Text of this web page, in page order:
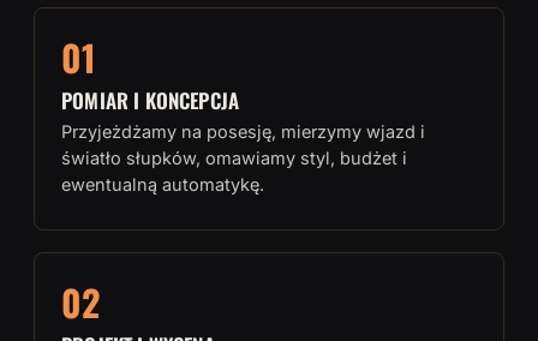
01
POMIAR I KONCEPCJA
Przyjeżdżamy na posesję, mierzymy wjazd i
światło słupków, omawiamy styl, budżet i
ewentualną automatykę.
02